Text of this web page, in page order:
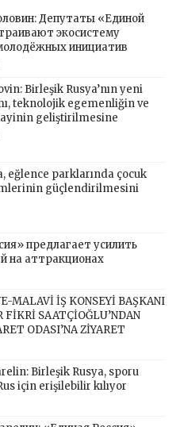
Депутаты «Единой
экосистему
инициатив
Birleşik Rusya’nın yeni
teknolojik egemenliğin ve
geliştirilmesine
eğlence parklarında çocuk
güçlendirilmesini
предлагает усилить
на аттракционах
MALAVİ İŞ KONSEYİ BAŞKANI
FİKRİ SAATÇİOĞLU’NDAN
ODASI’NA ZİYARET
Birleşik Rusya, sporu
için erişilebilir kılıyor